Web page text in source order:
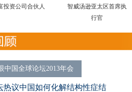
投资公司合伙人
智威汤逊亚太区首席执
行官
中国全球论坛2013年会
热议中国如何化解结构性症结